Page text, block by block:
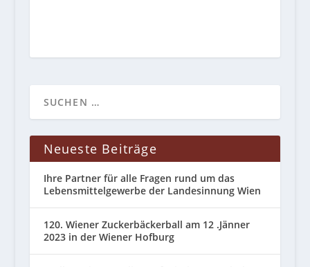
Neueste Beiträge
Ihre Partner für alle Fragen rund um das
Lebensmittelgewerbe der Landesinnung Wien
120. Wiener Zuckerbäckerball am 12 .Jänner
2023 in der Wiener Hofburg